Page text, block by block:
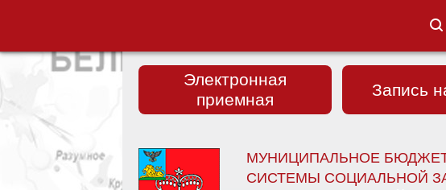
Электронная
приемная
Запись
МУНИЦИПАЛЬНОЕ
СИСТЕМЫ СОЦИАЛЬНОЙ